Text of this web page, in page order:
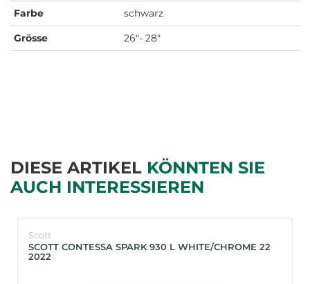
Farbe
schwarz
Grösse
26"- 28"
DIESE ARTIKEL KÖNNTEN SIE
AUCH INTERESSIEREN
Scott
SCOTT CONTESSA SPARK 930 L WHITE/CHROME 22
2022